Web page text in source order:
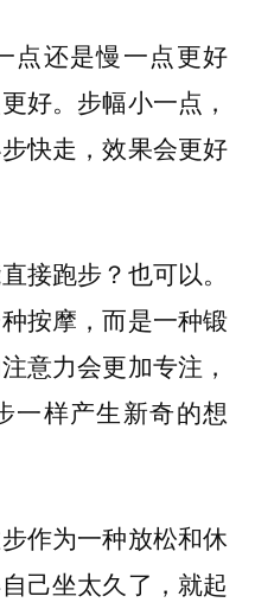
点还是慢一点更好
好。步幅小一点，
快走，效果会更好
接跑步？也可以。
按摩，而是一种锻
意力会更加专注，
一样产生新奇的想
作为一种放松和休
己坐太久了，就起